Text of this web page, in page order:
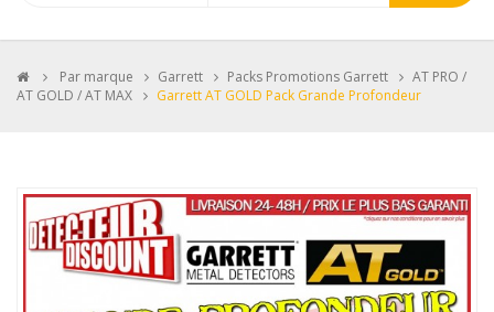
> Par marque > Garrett > Packs Promotions Garrett > AT PRO /
AT GOLD / AT MAX > Garrett AT GOLD Pack Grande Profondeur